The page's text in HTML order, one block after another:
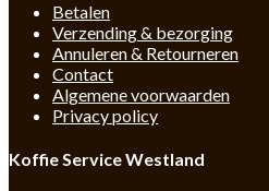
Betalen
Verzending & bezorging
Annuleren & Retourneren
Contact
Algemene voorwaarden
Privacy policy
Koffie Service Westland